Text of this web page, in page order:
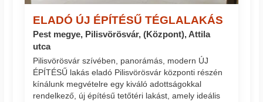
ELADÓ ÚJ ÉPÍTÉSŰ TÉGLALAKÁS
Pest megye, Pilisvörösvár, (Központ), Attila
utca
Pilisvörösvár szívében, panorámás, modern ÚJ
ÉPÍTÉSŰ lakás eladó Pilisvörösvár központi részén
kínálunk megvételre egy kiváló adottságokkal
rendelkező, új építésű tetőtéri lakást, amely ideális